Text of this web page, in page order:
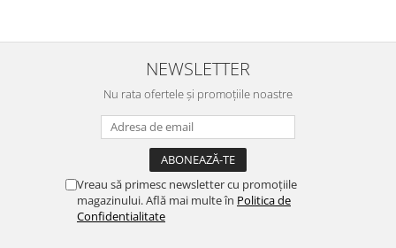
NEWSLETTER
Nu rata ofertele și promoțiile noastre
Vreau să primesc newsletter cu promoțiile
magazinului. Află mai multe în Politica de
Confidentialitate